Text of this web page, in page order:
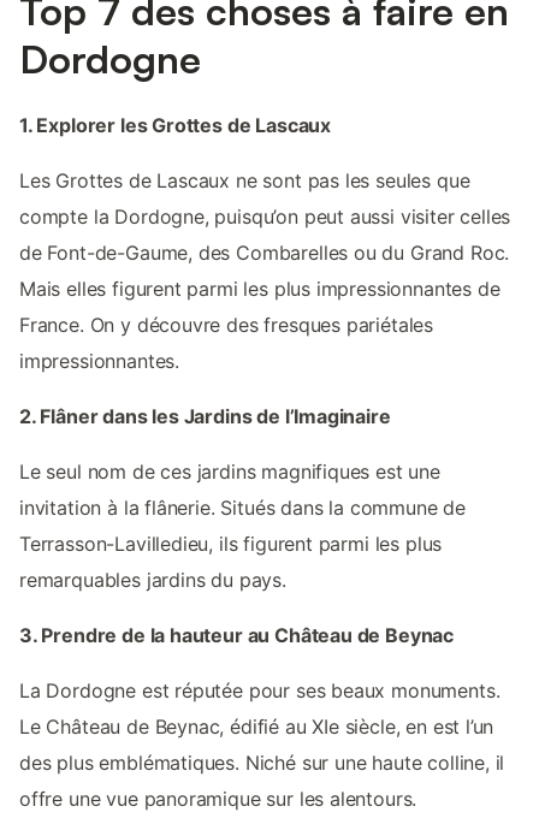
Top 7 des choses à faire en
Dordogne
1. Explorer les Grottes de Lascaux
Les Grottes de Lascaux ne sont pas les seules que
compte la Dordogne, puisqu’on peut aussi visiter celles
de Font-de-Gaume, des Combarelles ou du Grand Roc.
Mais elles figurent parmi les plus impressionnantes de
France. On y découvre des fresques pariétales
impressionnantes.
2. Flâner dans les Jardins de l’Imaginaire
Le seul nom de ces jardins magnifiques est une
invitation à la flânerie. Situés dans la commune de
Terrasson-Lavilledieu, ils figurent parmi les plus
remarquables jardins du pays.
3. Prendre de la hauteur au Château de Beynac
La Dordogne est réputée pour ses beaux monuments.
Le Château de Beynac, édifié au XIe siècle, en est l’un
des plus emblématiques. Niché sur une haute colline, il
offre une vue panoramique sur les alentours.